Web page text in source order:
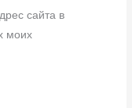
сайта в
моих